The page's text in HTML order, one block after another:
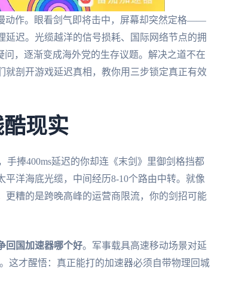
动作。眼看剑气即将击中，屏幕却突然定格——
迟。光缆越洋的信号损耗、国际网络节点的拥
，逐渐变成海外党的生存议题。解决之道不在
剖开游戏延迟真相，教你用三步锁定真正有效
现实
手捧400ms延迟的你却连《末剑》里御剑格挡都
洋海底光缆，中间经历8-10个路由中转。就像
糟的是跨晚高峰的运营商限流，你的剑招可能
回国加速器哪个好。军事载具高速移动场景对延
这才醒悟：真正能打的加速器必须自带物理回城